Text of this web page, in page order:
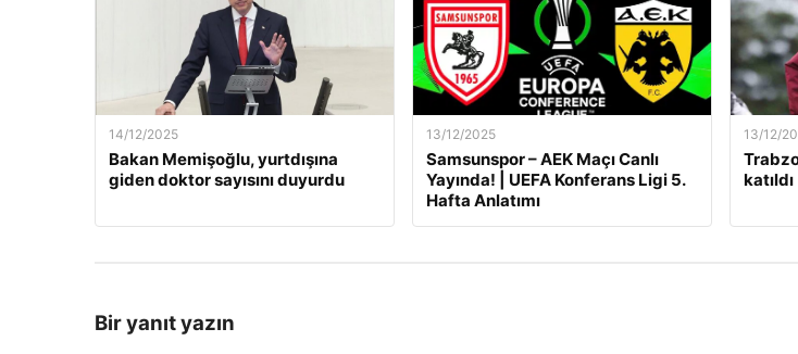
14/12/2025
Bakan Memişoğlu, yurtdışına
giden doktor sayısını duyurdu
13/12/2025
Samsunspor – AEK Maçı Canlı
Yayında! | UEFA Konferans Ligi 5.
Hafta Anlatımı
13/12/
katıldı
Bir yanıt yazın